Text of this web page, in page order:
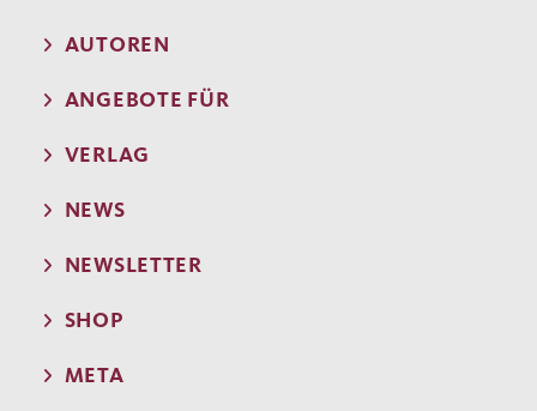
AUTOREN
ANGEBOTE FÜR
VERLAG
NEWS
NEWSLETTER
SHOP
META